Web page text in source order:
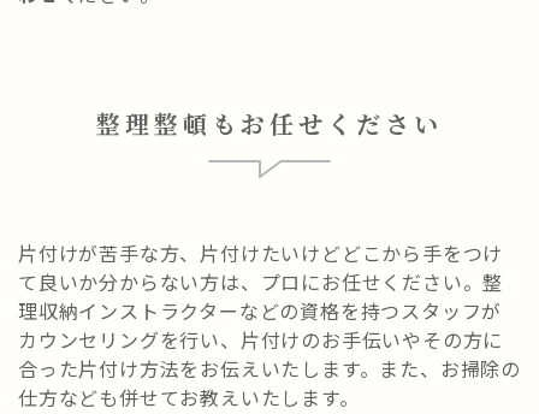
整理整頓もお任せください
片付けが苦手な方、片付けたいけどどこから手をつけ
て良いか分からない方は、プロにお任せください。整
理収納インストラクターなどの資格を持つスタッフが
カウンセリングを行い、片付けのお手伝いやその方に
合った片付け方法をお伝えいたします。また、お掃除の
仕方なども併せてお教えいたします。